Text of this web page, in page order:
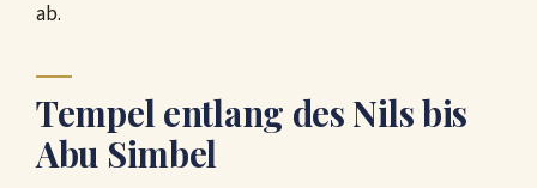
ab.
Tempel entlang des Nils bis
Abu Simbel